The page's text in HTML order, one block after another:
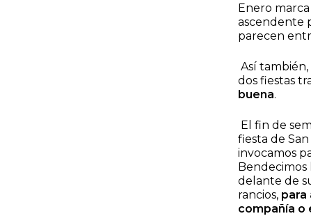
Enero
ascendente
parecen
Así
dos fiestas
buena.
El fin de
fiesta de
invocamos
Bendecimos
delante de
rancios, para
compañía o